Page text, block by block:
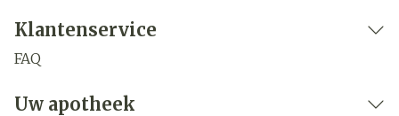
Klantenservice
FAQ
Uw apotheek